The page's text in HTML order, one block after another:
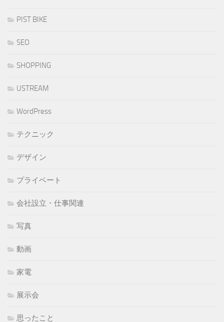
PIST BIKE
SEO
SHOPPING
USTREAM
WordPress
テクニック
デザイン
プライベート
会社設立・仕事関連
写真
動画
家電
展示会
思ったこと